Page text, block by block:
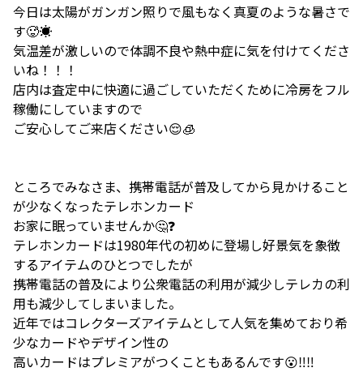
今日は太陽がガンガン照りで風もなく真夏のような暑さで
す🥵☀️
気温差が激しいので体調不良や熱中症に気を付けてくださ
いね！！！
店内は査定中に快適に過ごしていただくために冷房をフル
稼働にしていますので
ご安心してご来店ください😌🧊
ところでみなさま、携帯電話が普及してから見かけること
が少なくなったテレホンカード
お家に眠っていませんか🤔❓
テレホンカードは1980年代の初めに登場し好景気を象徴
するアイテムのひとつでしたが
携帯電話の普及により公衆電話の利用が減少しテレカの利
用も減少してしまいました。
近年ではコレクターズアイテムとして人気を集めており希
少なカードやデザイン性の
高いカードはプレミアがつくこともあるんです😮‼️‼️